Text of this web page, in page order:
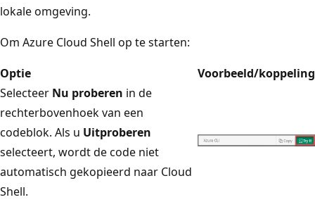
lokale omgeving.
Om Azure Cloud Shell op te starten:
Optie
Voorbeeld/koppeling
Selecteer Nu proberen in de
rechterbovenhoek van een
codeblok. Als u Uitproberen
selecteert, wordt de code niet
automatisch gekopieerd naar Cloud
Shell.